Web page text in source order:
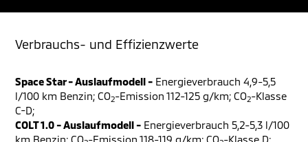
Verbrauchs- und Effizienzwerte
Space Star - Auslaufmodell - Energieverbrauch 4,9-5,5
l/100 km Benzin; CO2-Emission 112-125 g/km; CO2-Klasse
C-D;
COLT 1.0 - Auslaufmodell - Energieverbrauch 5,2-5,3 l/100
km Benzin; CO -Emission 118-119 g/km; CO -Klasse D;